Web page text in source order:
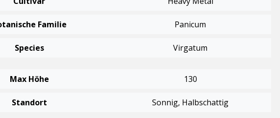
Familie Panicum
Species Virgatum
Max Höhe 130
Standort Sonnig, Halbschattig